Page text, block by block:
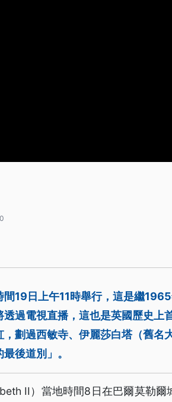
19日上午11時舉行，這是繼
過電視直播，這也是英國歷史上
劃過西敏寺、伊麗莎白塔（舊名
後道別」。
II）當地時間8日在巴爾莫勒爾